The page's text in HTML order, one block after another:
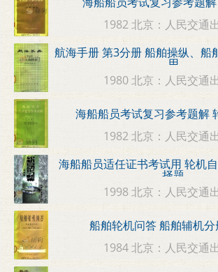
1982 北京：人民交通
航海手册 第3分册 船舶操纵、船
用
1980 北京：人民交通
海船船员考试复习参考题解
1982 北京：人民交通
海船船员适任证书考试用 轮机
择题
1998 北京：人民交通
船舶轮机问答 船舶辅机
1984 北京：人民交通